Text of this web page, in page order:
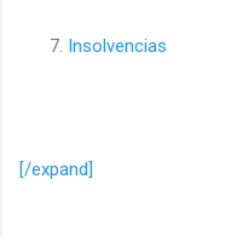
Insolvencias
[/expand]